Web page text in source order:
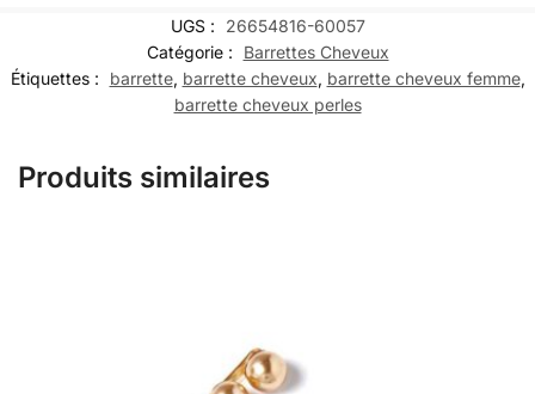
UGS :
26654816-60057
Catégorie :
Barrettes Cheveux
Étiquettes :
barrette, barrette cheveux, barrette cheveux femme,
barrette cheveux perles
Produits similaires